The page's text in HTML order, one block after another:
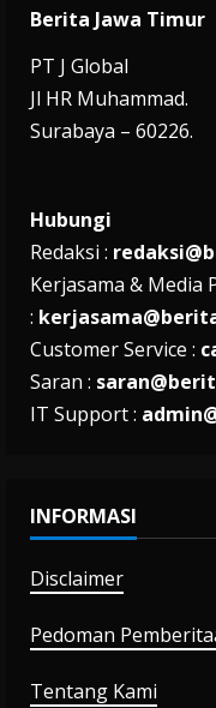
Berita Jawa Timur
PT J Global
Jl HR Muhammad.
Surabaya – 60226.
Hubungi
Redaksi :
Kerjasama & Media
:
Customer Service :
Saran :
IT Support :
INFORMASI
Disclaimer
Pedoman
Tentang Kami